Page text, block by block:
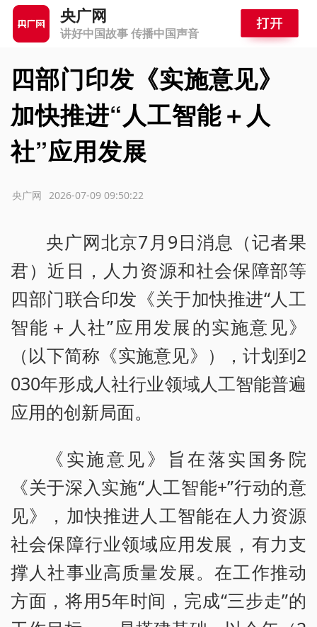
央广网
讲好中国故事 传播中国声音
四部门印发《实施意见》
加快推进“人工智能＋人
社”应用发展
2026-07-09 09:50:22
央广网
央广网北京7月9日消息（记者果
君）近日，人力资源和社会保障部等
四部门联合印发《关于加快推进“人工
智能＋人社”应用发展的实施意见》
（以下简称《实施意见》），计划到2
030年形成人社行业领域人工智能普遍
应用的创新局面。
《实施意见》旨在落实国务院
《关于深入实施“人工智能+”行动的意
见》，加快推进人工智能在人力资源
社会保障行业领域应用发展，有力支
撑人社事业高质量发展。在工作推动
方面，将用5年时间，完成“三步走”的